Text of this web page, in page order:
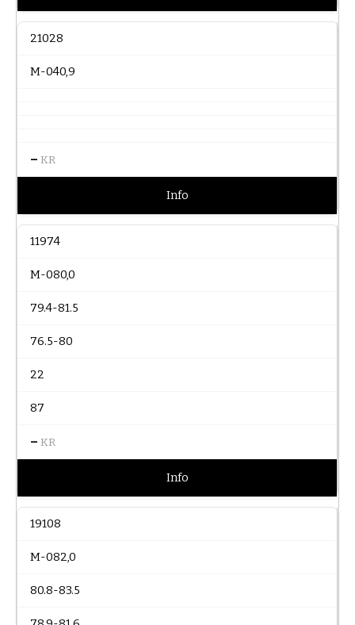
21028
M-040,9
– KR
Info
11974
M-080,0
79.4-81.5
76.5-80
22
87
– KR
Info
19108
M-082,0
80.8-83.5